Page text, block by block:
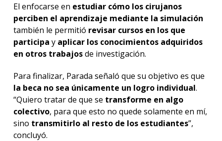
El enfocarse en estudiar cómo los cirujanos
perciben el aprendizaje mediante la simulación
también le permitió revisar cursos en los que
participa y aplicar los conocimientos adquiridos
en otros trabajosde investigación.
Para finalizar, Parada señaló que su objetivo es que
la beca no sea únicamente un logro individual.
“Quiero tratar de que se transforme en algo
colectivo, para que esto no quede solamente en mí,
sino transmitirlo al resto de los estudiantes”,
concluyó.